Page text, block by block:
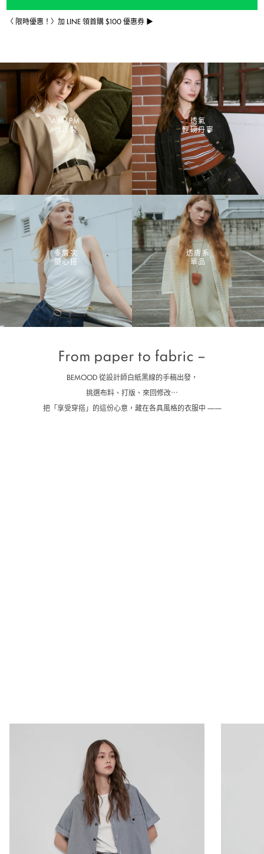
〈 限時優惠！〉加 LINE 領首購 $100 優惠券 ▶
AM/PM
微正裝
透氣
輕磅丹寧
多層次
隨心搭
透膚系
單品
From paper to fabric –
BEMOOD 從設計師白紙黑線的手稿出發，
挑選布料、打版、來回修改⋯
把「享受穿搭」的這份心意，藏在各具風格的衣服中 ——